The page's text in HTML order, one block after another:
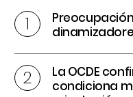
La OCDE
condiciona